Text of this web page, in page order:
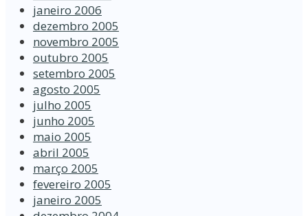
janeiro 2006
dezembro 2005
novembro 2005
outubro 2005
setembro 2005
agosto 2005
julho 2005
junho 2005
maio 2005
abril 2005
março 2005
fevereiro 2005
janeiro 2005